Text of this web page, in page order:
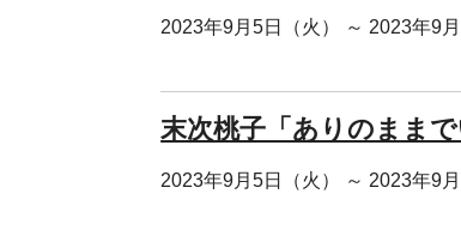
2023年9月5日（火） ～ 2023年9月
末次桃子「ありのままで
2023年9月5日（火） ～ 2023年9月